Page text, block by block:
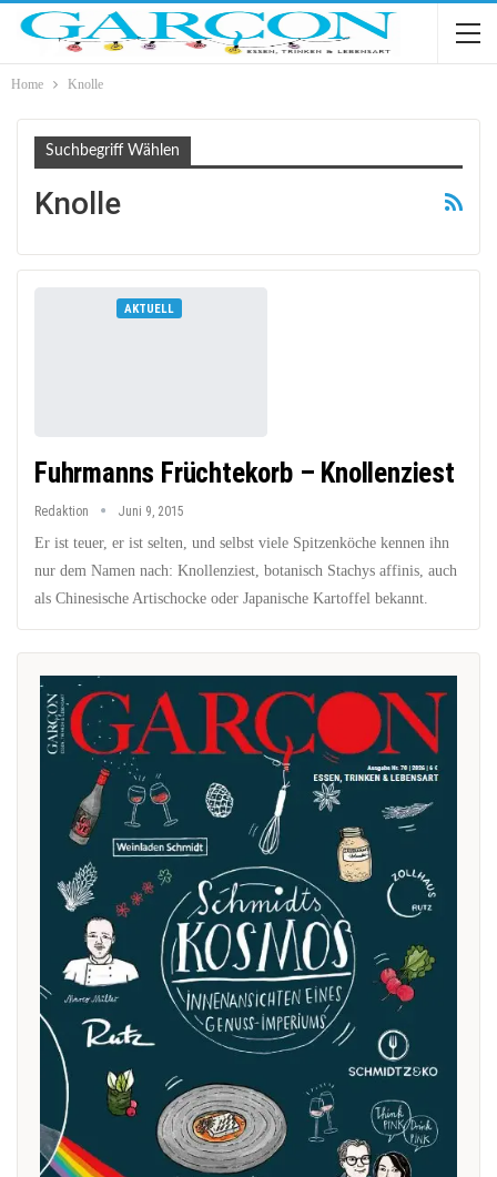
Home Knolle
Suchbegriff Wählen
Knolle
AKTUELL
Fuhrmanns Früchtekorb – Knollenziest
Redaktion Juni 9, 2015
Er ist teuer, er ist selten, und selbst viele Spitzenköche kennen ihn
nur dem Namen nach: Knollenziest, botanisch Stachys affinis, auch
als Chinesische Artischocke oder Japanische Kartoffel bekannt.